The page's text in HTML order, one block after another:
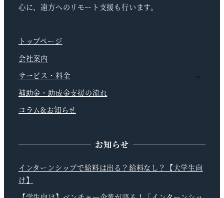
心に、遠方へのリモート支援も行います。
トップページ
会社案内
サービス・料金
補助金・助成金支援の流れ
コラム&お知らせ
お知らせ
インターンシップで給料は出る？給料なし？【大学生向
け】